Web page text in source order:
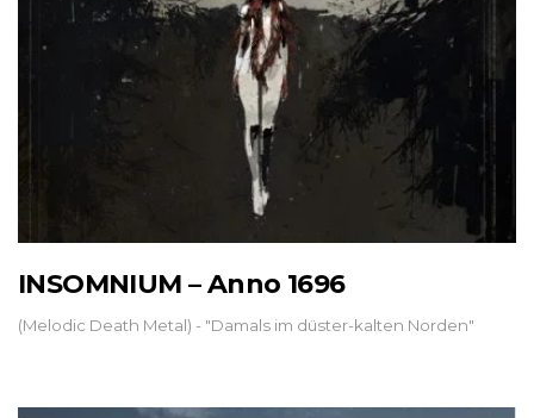
INSOMNIUM – Anno 1696
(Melodic Death Metal) - "Damals im düster-kalten Norden"